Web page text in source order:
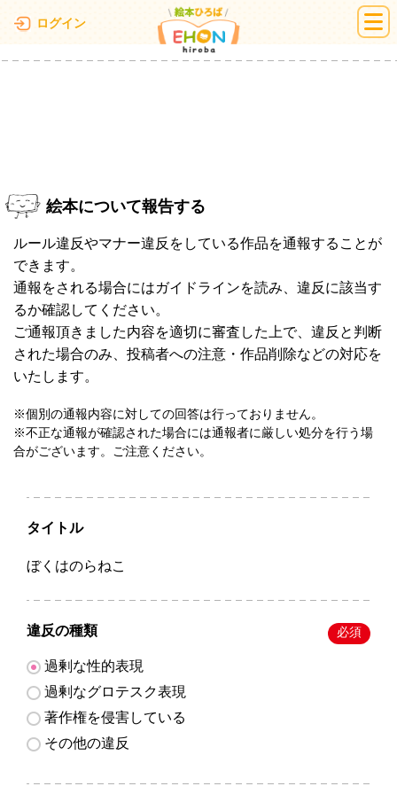
ログイン 絵本ひろば
絵本について報告する
ルール違反やマナー違反をしている作品を通報することが
できます。
通報をされる場合にはガイドラインを読み、違反に該当す
るか確認してください。
ご通報頂きました内容を適切に審査した上で、違反と判断
された場合のみ、投稿者への注意・作品削除などの対応を
いたします。
※個別の通報内容に対しての回答は行っておりません。
※不正な通報が確認された場合には通報者に厳しい処分を行う場
合がございます。ご注意ください。
タイトル
ぼくはのらねこ
違反の種類 必須
過剰な性的表現
過剰なグロテスク表現
著作権を侵害している
その他の違反